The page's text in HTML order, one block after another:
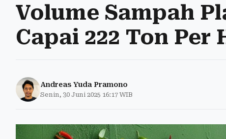
Volume Sampah
Capai 222 Ton Per
Andreas Yuda Pramono
Senin, 30 Juni 2025 16:17 WIB